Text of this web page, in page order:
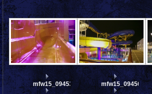
mfw15_094537
mfw15_094502